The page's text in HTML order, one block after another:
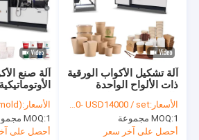
آلة صنع
العالية 50HZ 4 KW
الأسعار:set mold)
MOQ:1 مجموعة
أحصل على
آلة تشكيل الأكواب الورقية
ذات الألواح الواحدة
بالموجات فوق الصوتية
المفتوحة
الأسعار:USD 13200- USD14000 / set
MOQ:1 مجموعة
أحصل على آخر سعر